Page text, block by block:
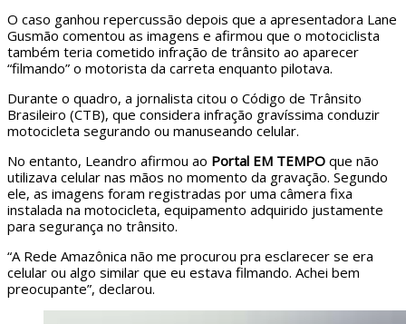
O caso ganhou repercussão depois que a apresentadora Lane
Gusmão comentou as imagens e afirmou que o motociclista
também teria cometido infração de trânsito ao aparecer
“filmando” o motorista da carreta enquanto pilotava.
Durante o quadro, a jornalista citou o Código de Trânsito
Brasileiro (CTB), que considera infração gravíssima conduzir
motocicleta segurando ou manuseando celular.
No entanto, Leandro afirmou ao Portal EM TEMPO que não
utilizava celular nas mãos no momento da gravação. Segundo
ele, as imagens foram registradas por uma câmera fixa
instalada na motocicleta, equipamento adquirido justamente
para segurança no trânsito.
“A Rede Amazônica não me procurou pra esclarecer se era
celular ou algo similar que eu estava filmando. Achei bem
preocupante”, declarou.